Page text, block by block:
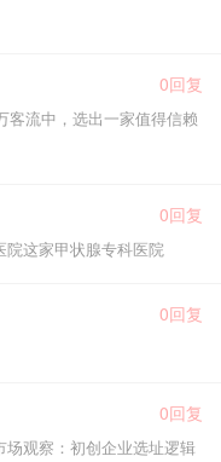
0回复
客流中，选出一家值得信赖
0回复
院这家甲状腺专科医院
0回复
0回复
观察：初创企业选址逻辑